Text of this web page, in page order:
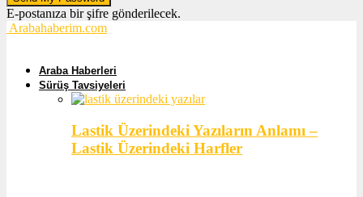
E-postanıza bir şifre gönderilecek.
Arabahaberim.com
Araba Haberleri
Sürüş Tavsiyeleri
Lastik Üzerindeki Yazıların Anlamı –
Lastik Üzerindeki Harfler